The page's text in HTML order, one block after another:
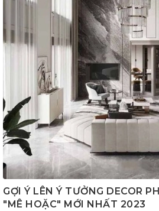
GỢI Ý LÊN Ý TƯỞNG DECOR
"MÊ HOẶC" MỚI NHẤT 2023